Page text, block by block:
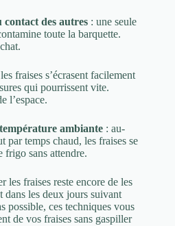
contact des autres : une seule
toute la barquette.
fraises s’écrasent facilement
qui pourrissent vite.
l’espace.
ambiante : au-
par temps chaud, les fraises se
frigo sans attendre.
les fraises reste encore de les
dans les deux jours suivant
possible, ces techniques vous
de vos fraises sans gaspiller